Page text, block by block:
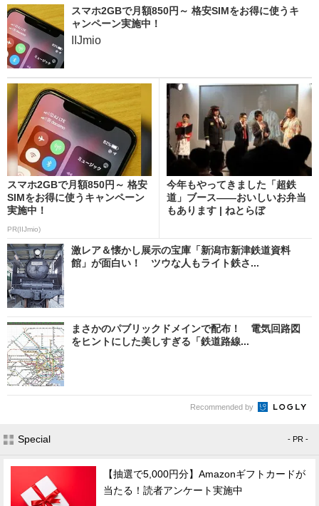
スマホ2GBで月額850円～ 格安SIMをお得に使うキ
ャンペーン実施中！
IIJmio
スマホ2GBで月額850円～ 格安
SIMをお得に使うキャンペーン
実施中！
PR(IIJmio)
今年もやってきました「超鉄
道」ブース――おいしいお弁当
もあります | ねとらぼ
激レア＆懐かし展示の宝庫「新潟市新津鉄道資料
館」が面白い！ ツウな人もライト鉄さ...
まさかのパブリックドメインで配布！ 電気回路図
をヒントにした美しすぎる「鉄道路線...
Recommended by
Special - PR -
【抽選で5,000円分】Amazonギフトカードが
当たる！読者アンケート実施中